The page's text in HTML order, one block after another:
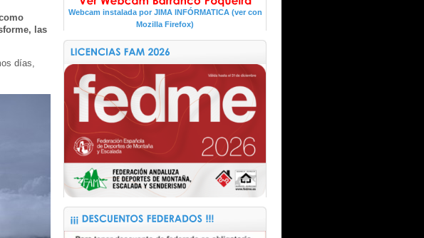
las
días,
Webcam instalada por JIMA INFÓRMATICA (ver con
Mozilla Firefox)